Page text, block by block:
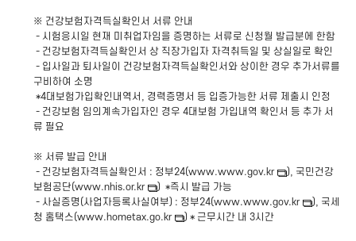
※ 건강보험자격득실확인서 서류 안내
- 시험응시일 현재 미취업자임을 증명하는 서류로 신청월 발급분에 한함
- 건강보험자격득실확인서 상 직장가입자 자격취득일 및 상실일로 확인
- 입사일과 퇴사일이 건강보험자격득실확인서와 상이한 경우 추가서류를
구비하여 소명
*4대보험가입확인내역서, 경력증명서 등 입증가능한 서류 제출시 인정
- 건강보험 임의계속가입자인 경우 4대보험 가입내역 확인서 등 추가 서
류 필요
※ 서류 발급 안내
- 건강보험자격득실확인서 : 정부24(www.www.gov.kr
), 국민건강
보험공단(www.nhis.or.kr
) *즉시 발급 가능
- 사실증명(사업자등록사실여부) : 정부24(www.www.gov.kr
), 국세
청 홈택스(www.hometax.go.kr ) * 근무시간 내 3시간